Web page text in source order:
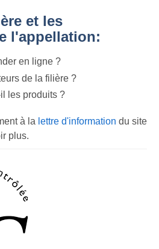
et les
l'appellation:
en ligne ?
de la filière ?
les produits ?
à la lettre d'information du site
plus.